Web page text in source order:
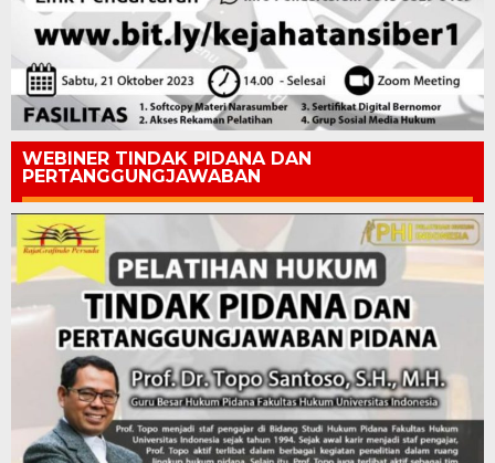
WEBINER TINDAK PIDANA DAN
PERTANGGUNGJAWABAN